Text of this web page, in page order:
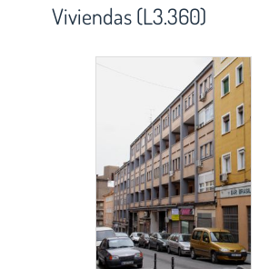
Viviendas (L3.360)